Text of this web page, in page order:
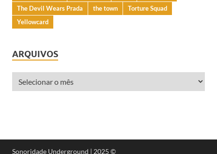
The Devil Wears Prada
the town
Torture Squad
Yellowcard
ARQUIVOS
Sonoridade Underground | 2025 ©